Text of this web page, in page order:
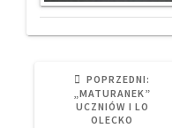
POPRZEDNI:
„MATURANEK”
UCZNIÓW I LO
OLECKO